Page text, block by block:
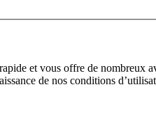
et vous offre de
de nos conditions